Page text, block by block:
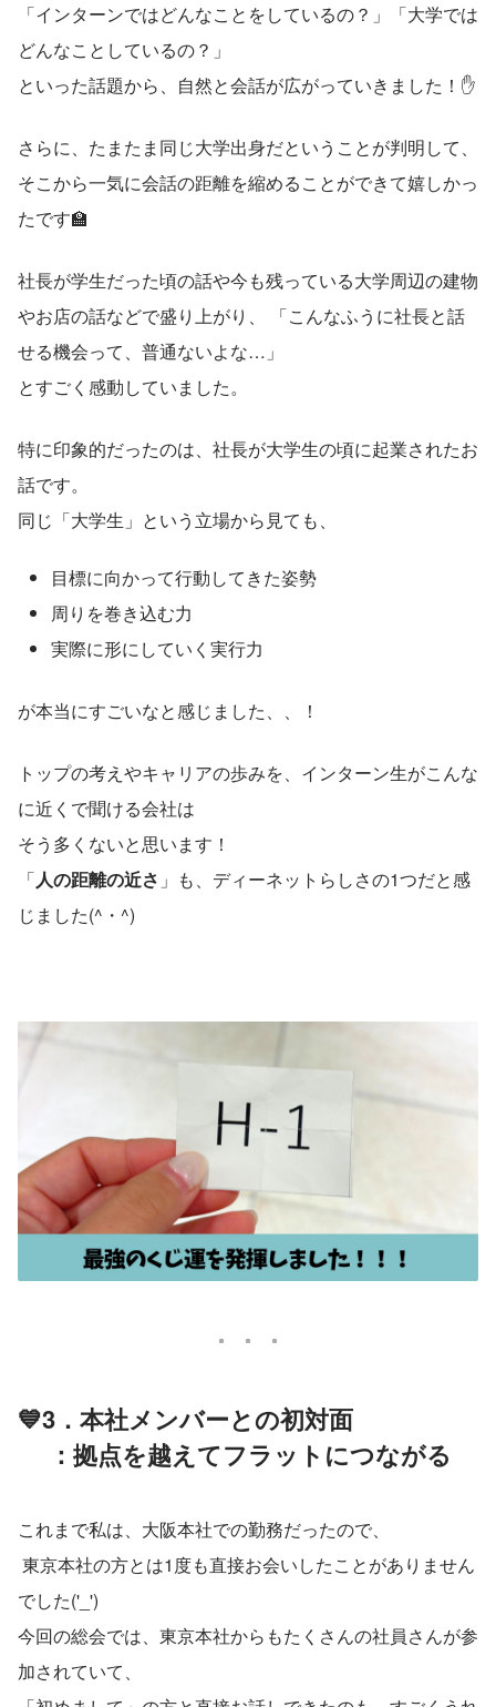
「インターンではどんなことをしているの？」「大学では
どんなことしているの？」
といった話題から、自然と会話が広がっていきました！✋
さらに、たまたま同じ大学出身だということが判明して、
そこから一気に会話の距離を縮めることができて嬉しかっ
たです🏫
社長が学生だった頃の話や今も残っている大学周辺の建物
やお店の話などで盛り上がり、 「こんなふうに社長と話
せる機会って、普通ないよな…」
とすごく感動していました。
特に印象的だったのは、社長が大学生の頃に起業されたお
話です。
同じ「大学生」という立場から見ても、
目標に向かって行動してきた姿勢
周りを巻き込む力
実際に形にしていく実行力
が本当にすごいなと感じました、、！
トップの考えやキャリアの歩みを、インターン生がこんな
に近くで聞ける会社は
そう多くないと思います！
「人の距離の近さ 」も、ディーネットらしさの1つだと感
じました(^・^)
💙3．本社メンバーとの初対面
：拠点を越えてフラットにつながる
これまで私は、大阪本社での勤務だったので、
でした('_')
今回の総会では、東京本社からもたくさんの社員さんが参
加されていて、